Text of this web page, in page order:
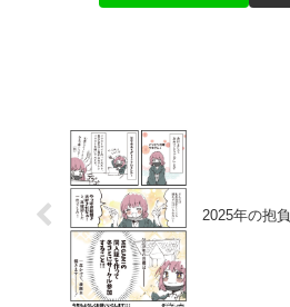
2025年の抱負